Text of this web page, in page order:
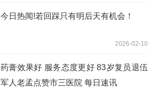
今日热闻!若回踩只有明后天有机会！
2026-02-10
药膏效果好 服务态度更好 83岁复员退伍
军人老孟点赞市三医院 每日速讯